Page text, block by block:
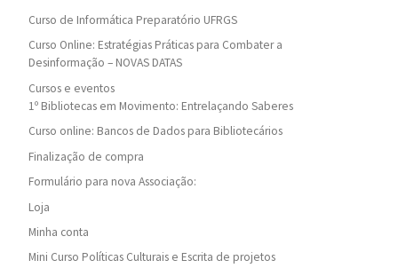
Curso de Informática Preparatório UFRGS
Curso Online: Estratégias Práticas para Combater a
Desinformação – NOVAS DATAS
Cursos e eventos
1º Bibliotecas em Movimento: Entrelaçando Saberes
Curso online: Bancos de Dados para Bibliotecários
Finalização de compra
Formulário para nova Associação:
Loja
Minha conta
Mini Curso Políticas Culturais e Escrita de projetos